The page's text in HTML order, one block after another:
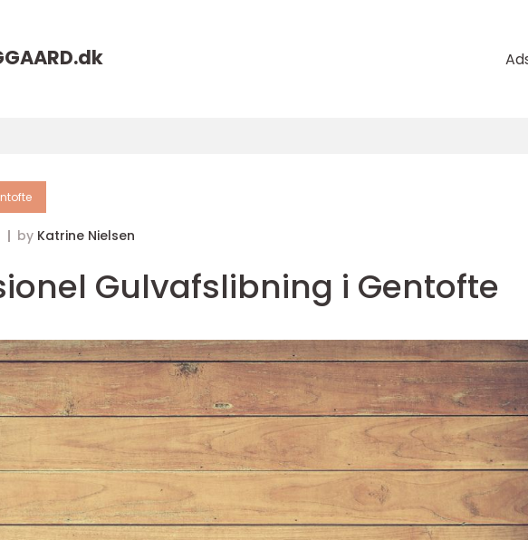
dk
by Katrine Nielsen
Gulvafslibning i Gentofte